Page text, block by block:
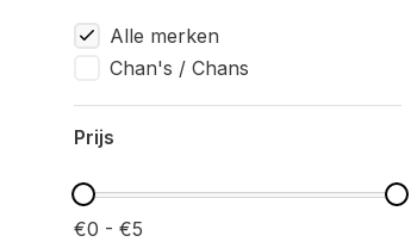
Alle merken
Chan's / Chans
Prijs
€0 - €5